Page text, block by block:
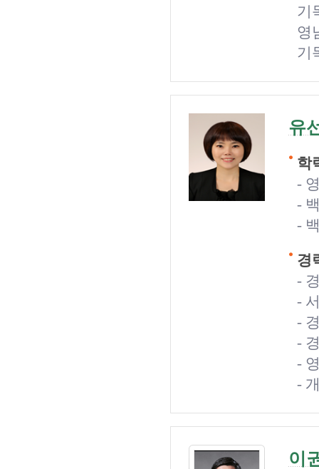
기
영
기
유
학
-
-
-
경
-
-
-
-
-
-
이